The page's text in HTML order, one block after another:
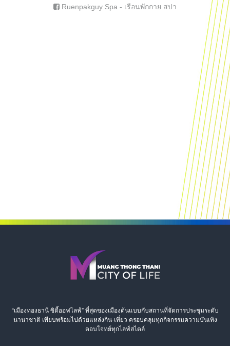
Ruenpakguy Spa - เรือนพักกาย สปา
“เมืองทองธานี ซิตี้ออฟไลฟ์” ที่สุดของเมืองต้นแบบกับสถานที่จัดการประชุมระดับ
นานาชาติ เพียบพร้อมไปด้วยแหล่งกิน-เที่ยว ครอบคลุมทุกกิจกรรมความบันเทิง
ตอบโจทย์ทุกไลฟ์สไตล์